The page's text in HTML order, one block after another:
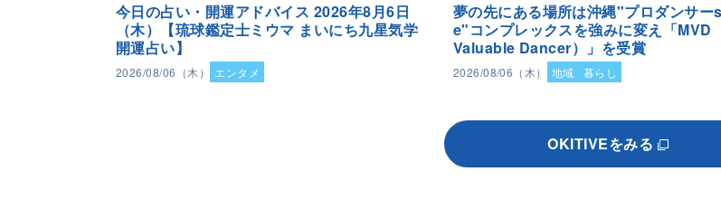
今日の占い・開運アドバイス 2026年8月6日
（木）【琉球鑑定士ミウマ まいにち九星気学
開運占い】
2026/08/06（木） エンタメ
夢の先にある場所は沖縄"プロダンサー
e"コンプレックスを強みに変え「MVD
Valuable Dancer）」を受賞
2026/08/06（木） 地域 暮らし
OKITIVEをみる